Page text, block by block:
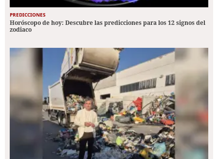
PREDICCIONES
Horóscopo de hoy: Descubre las predicciones para los 12 signos del
zodiaco